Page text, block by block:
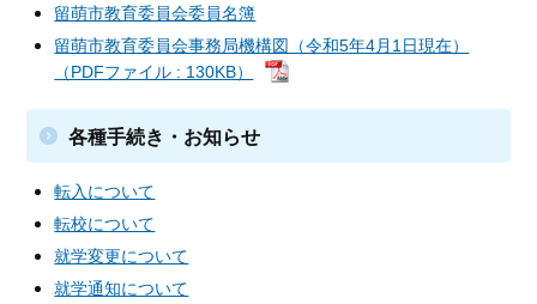
留萌市教育委員会委員名簿
留萌市教育委員会事務局機構図（令和5年4月1日現在）
（PDFファイル : 130KB）
各種手続き・お知らせ
転入について
転校について
就学変更について
就学通知について